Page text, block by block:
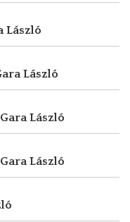
László
László
Gara László
Gara László